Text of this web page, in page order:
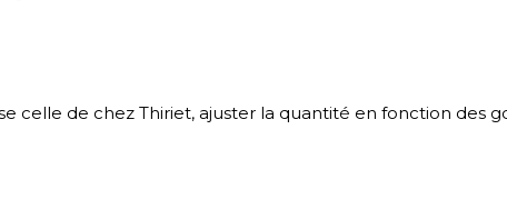
celle de chez Thiriet, ajuster la quantité en fonction des